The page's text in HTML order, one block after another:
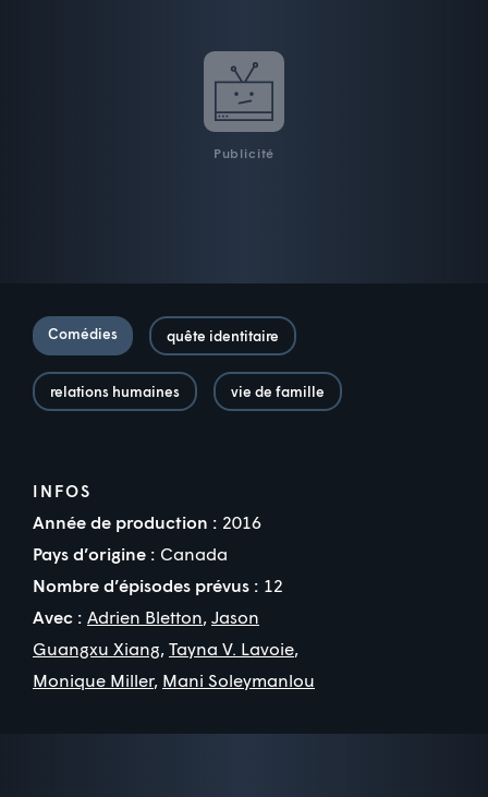
Publicité
Comédies quête identitaire
relations humaines vie de famille
INFOS
Année de production : 2016
Pays d’origine : Canada
Nombre d’épisodes prévus : 12
Avec : Adrien Bletton, Jason
Guangxu Xiang, Tayna V. Lavoie,
Monique Miller, Mani Soleymanlou